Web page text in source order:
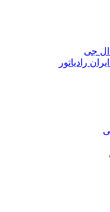
ال جی
رادیاتور